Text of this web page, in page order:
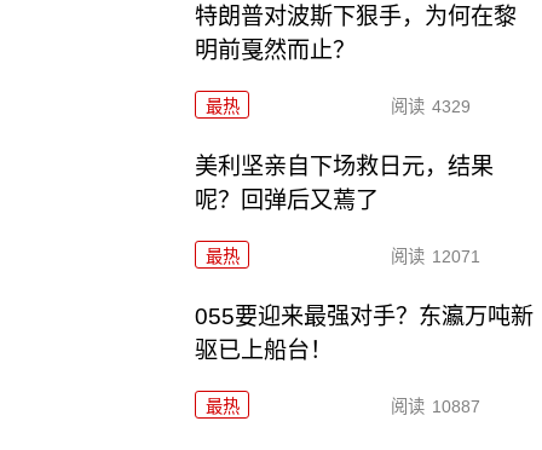
特朗普对波斯下狠手，为何在黎
明前戛然而止？
最热 阅读 4329
美利坚亲自下场救日元，结果
呢？回弹后又蔫了
最热 阅读 12071
055要迎来最强对手？东瀛万吨新
驱已上船台！
最热 阅读 10887